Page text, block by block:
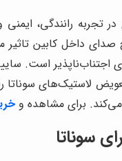
تجربه رانندگی،
داخل کابین تاثیر
اجتناب‌ناپذیر
لاستیک‌های سوناتا
برای مشاهده و
سوناتا